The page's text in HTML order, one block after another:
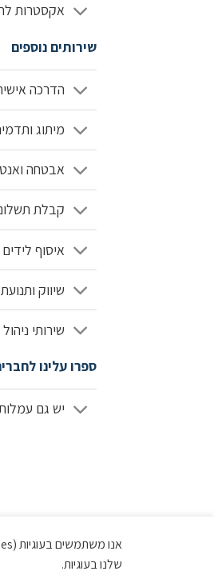
אקסטרות
שירותים נוספים
הדרכה
מיתוג
אבטחה
קבלת
איסוף
שיווק
שירותי
ספרו עלינו
יש גם
שלנו בעוגיות.